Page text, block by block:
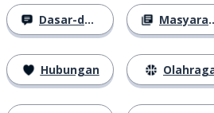
Dasar-dasar
Hubungan
Masyarakat